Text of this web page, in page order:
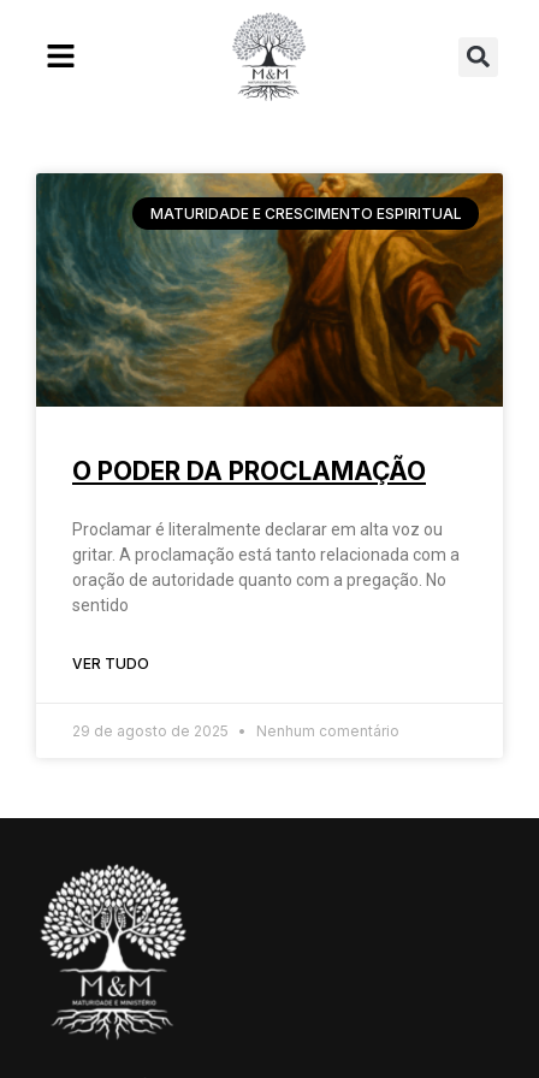
MATURIDADE E CRESCIMENTO ESPIRITUAL
O PODER DA PROCLAMAÇÃO
Proclamar é literalmente declarar em alta voz ou
gritar. A proclamação está tanto relacionada com a
oração de autoridade quanto com a pregação. No
sentido
VER TUDO
29 de agosto de 2025 Nenhum comentário